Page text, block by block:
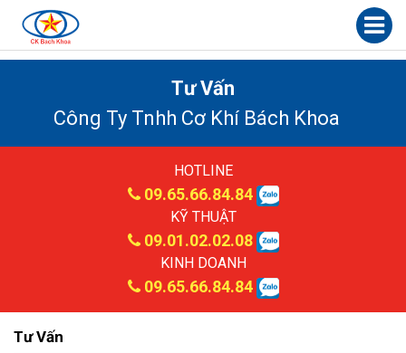
Tư Vấn
Công Ty Tnhh Cơ Khí Bách Khoa
HOTLINE
09.65.66.84.84
KỸ THUẬT
09.01.02.02.08
KINH DOANH
09.65.66.84.84
Tư Vấn